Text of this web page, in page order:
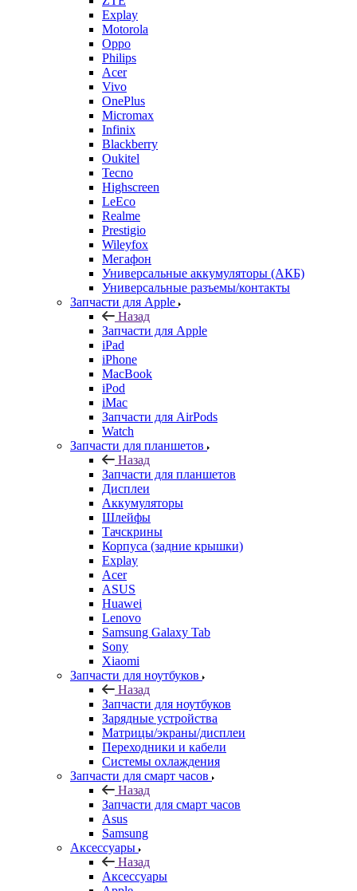
Acer
Vivo
OnePlus
Micromax
Infinix
Blackberry
Oukitel
Tecno
Highscreen
LeEco
Realme
Prestigio
Wileyfox
Мегафон
Универсальные аккумуляторы (АКБ)
Универсальные разъемы/контакты
Запчасти для Apple
Назад
Запчасти для Apple
iPad
iPhone
MacBook
iPod
iMac
Запчасти для AirPods
Watch
Запчасти для планшетов
Назад
Запчасти для планшетов
Дисплеи
Аккумуляторы
Шлейфы
Тачскрины
Корпуса (задние крышки)
Explay
Acer
ASUS
Huawei
Lenovo
Samsung Galaxy Tab
Sony
Xiaomi
Запчасти для ноутбуков
Назад
Запчасти для ноутбуков
Зарядные устройства
Матрицы/экраны/дисплеи
Переходники и кабели
Системы охлаждения
Запчасти для смарт часов
Назад
Запчасти для смарт часов
Asus
Samsung
Аксессуары
Назад
Аксессуары
Apple
Чехлы для телефонов и накладки
Защитные стекла
Элементы питания
Держатель